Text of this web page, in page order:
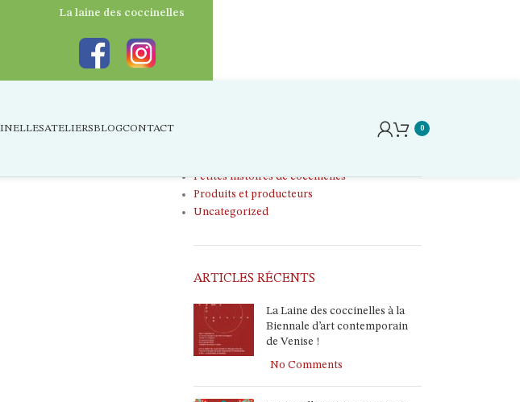
ATELIERSBLOGCONTACT 0
Petites histoires de coccinelles
Produits et producteurs
Uncategorized
ARTICLES RÉCENTS
La Laine des coccinelles à la
Biennale d’art contemporain
de Venise !
No Comments
La laine des coccinelles